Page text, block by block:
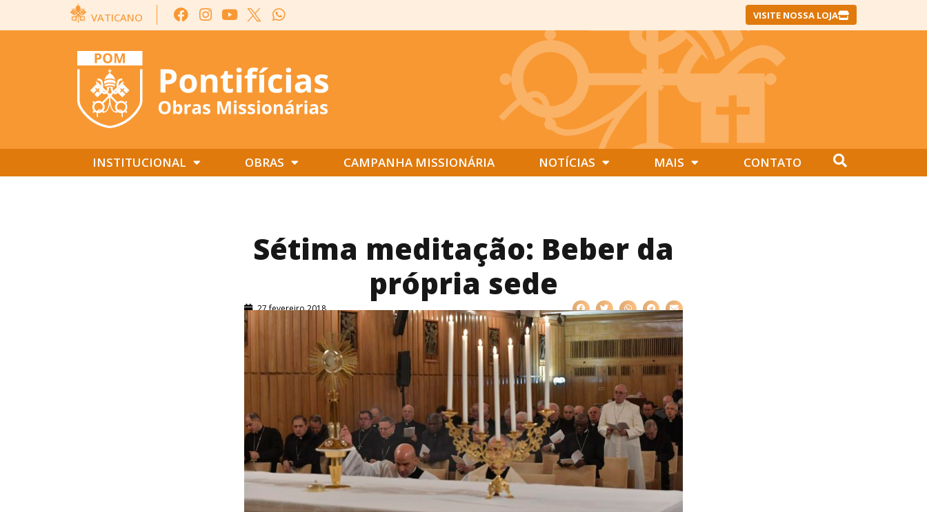
VATICANO VISITE NOSSA LOJA
INSTITUCIONAL OBRAS CAMPANHA MISSIONÁRIA NOTÍCIAS MAIS CONTATO
Sétima meditação: Beber da
própria sede
27 fevereiro 2018